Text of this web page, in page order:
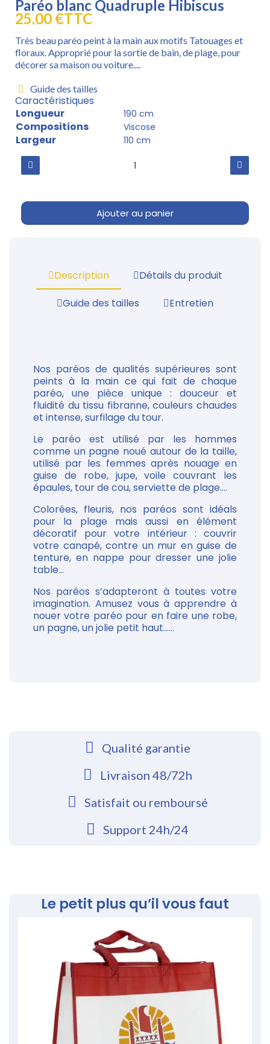
Paréo blanc Quadruple Hibiscus
25,00 €TTC
Très beau paréo peint à la main aux motifs Tatouages et
floraux. Approprié pour la sortie de bain, de plage, pour
décorer sa maison ou voiture....
Guide des tailles
Caractéristiques
Longueur
190 cm
Compositions Viscose
Largeur 110 cm
Ajouter au panier
Description
Détails du produit
Guide des tailles
Entretien
Nos paréos de qualités supérieures sont
peints à la main ce qui fait de chaque
paréo, une pièce unique : douceur et
fluidité du tissu fibranne, couleurs chaudes
et intense, surfilage du tour.
Le paréo est utilisé par les hommes
comme un pagne noué autour de la taille,
utilisé par les femmes après nouage en
guise de robe, jupe, voile couvrant les
épaules, tour de cou, serviette de plage....
Colorées, fleuris, nos paréos sont idéals
pour la plage mais aussi en élément
décoratif pour votre intérieur : couvrir
votre canapé, contre un mur en guise de
tenture, en nappe pour dresser une jolie
table...
Nos paréos s’adapteront à toutes votre
imagination. Amusez vous à apprendre à
nouer votre paréo pour en faire une robe,
un pagne, un jolie petit haut......
Qualité garantie
Livraison 48/72h
Satisfait ou remboursé
Support 24h/24
Le petit plus qu’il vous faut